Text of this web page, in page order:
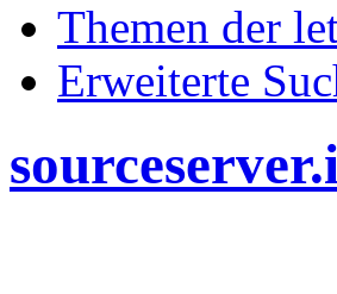
Themen der
Erweiterte